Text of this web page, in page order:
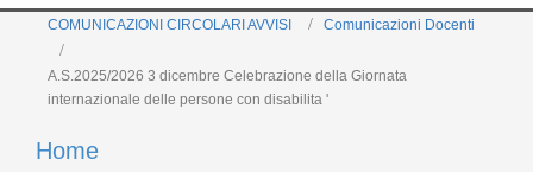
COMUNICAZIONI CIRCOLARI AVVISI Comunicazioni Docenti
A.S.2025/2026 3 dicembre Celebrazione della Giornata
internazionale delle persone con disabilita '
Home